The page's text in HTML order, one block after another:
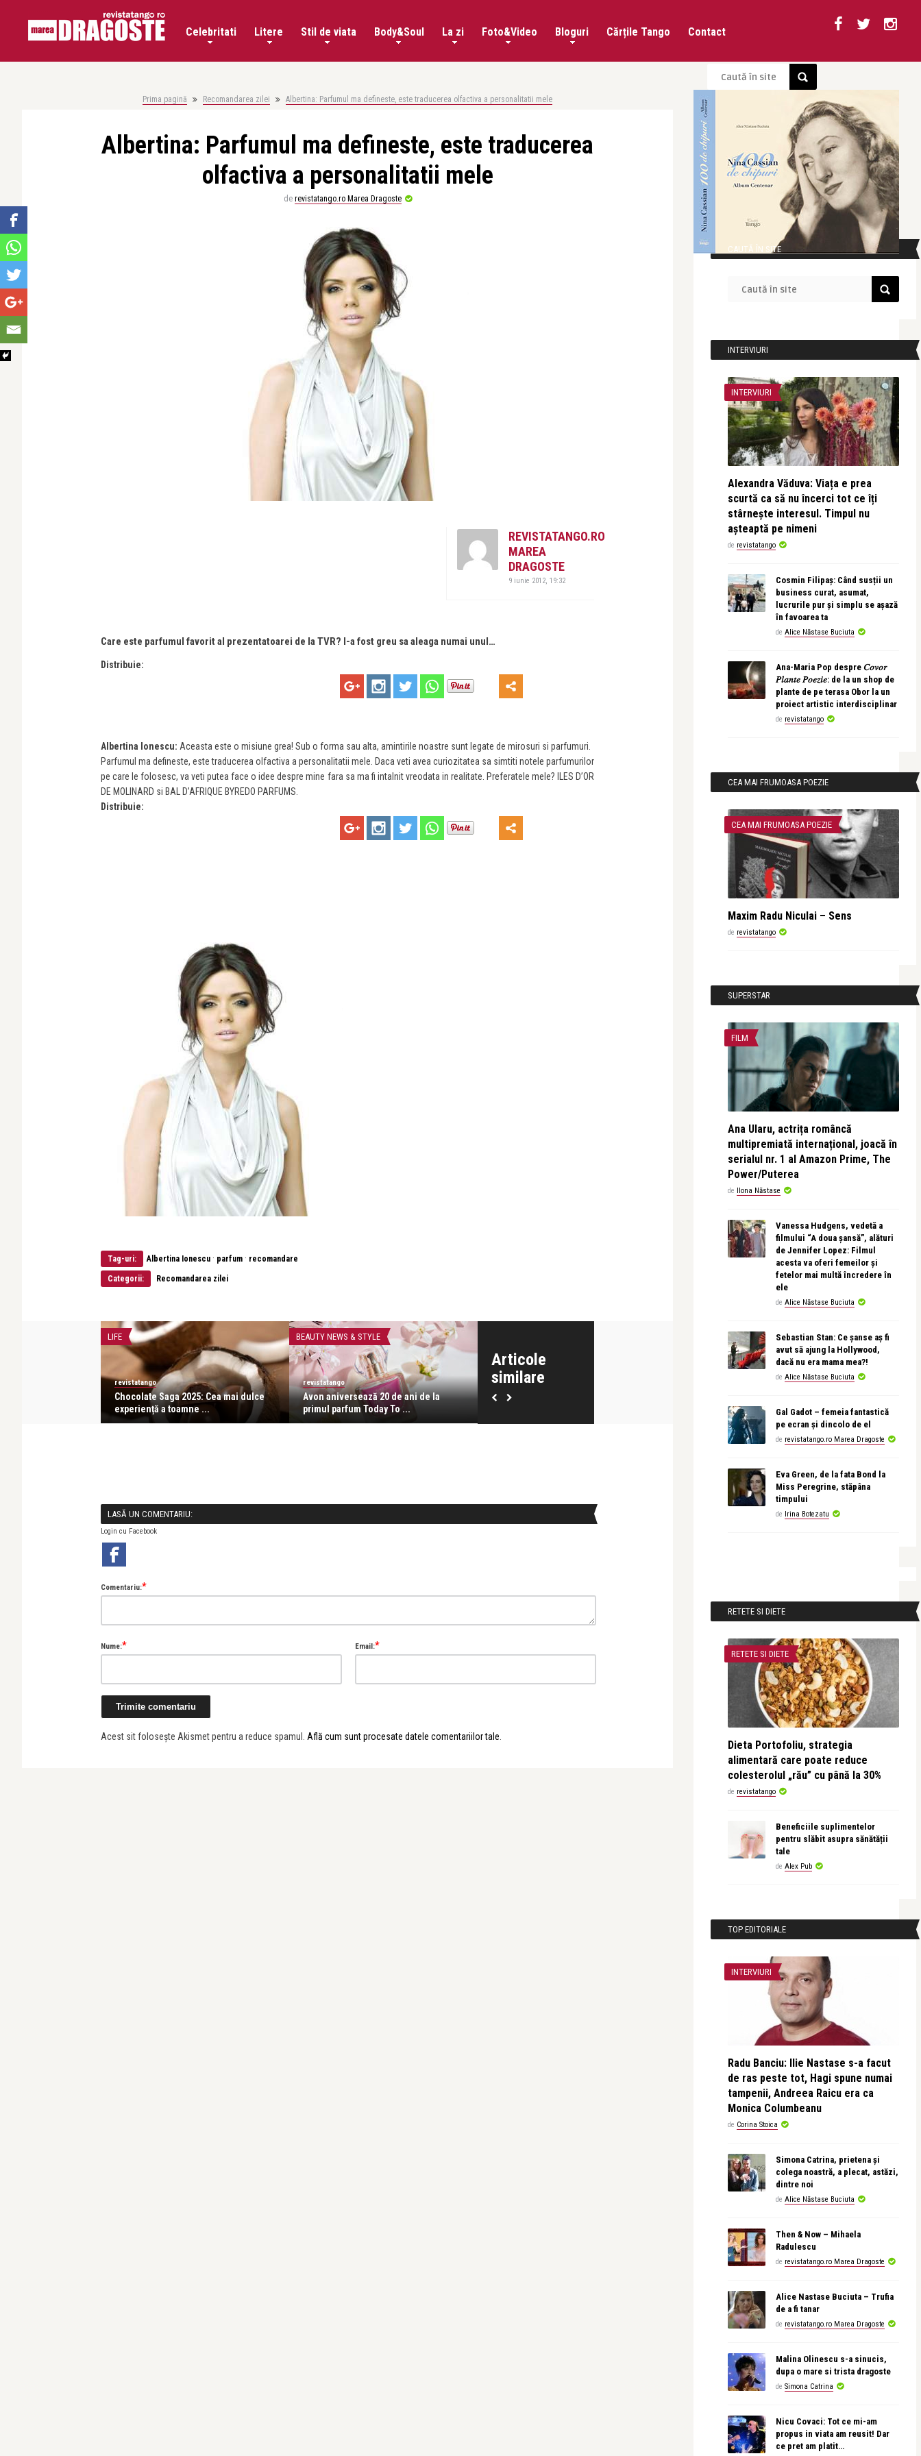
Celebritati Litere Stil de viata Body&Soul La zi Foto&Video Bloguri Cărțile Tango Contact
Prima pagină Recomandarea zilei Albertina: Parfumul ma defineste, este traducerea olfactiva a personalitatii mele
Albertina: Parfumul ma defineste, este traducerea
olfactiva a personalitatii mele
de revistatango.ro Marea Dragoste
REVISTATANGO.RO
MAREA
DRAGOSTE
9 iunie 2012, 19:32
Care este parfumul favorit al prezentatoarei de la TVR? I-a fost greu sa aleaga numai unul…
Distribuie:
Albertina Ionescu: Aceasta este o misiune grea! Sub o forma sau alta, amintirile noastre sunt legate de mirosuri si parfumuri.
Parfumul ma defineste, este traducerea olfactiva a personalitatii mele. Daca veti avea curiozitatea sa simtiti notele parfumurilor
pe care le folosesc, va veti putea face o idee despre mine fara sa ma fi intalnit vreodata in realitate. Preferatele mele? ILES D’OR
DE MOLINARD si BAL D’AFRIQUE BYREDO PARFUMS.
Distribuie:
Tag-uri: Albertina Ionescu · parfum · recomandare
Categorii: Recomandarea zilei
Articole
similare
LIFE
revistatango
Chocolate Saga 2025: Cea mai dulce
experiență a toamne ...
BEAUTY NEWS & STYLE
revistatango
Avon aniversează 20 de ani de la
primul parfum Today To ...
revistatango
Elysée, primii cincisprezece ani de
BEAUTY NEWS & STYLE INTERVIURI
sunt chei
LASĂ UN COMENTARIU:
Login cu Facebook
Comentariu:*
Nume:* Email:*
Acest sit folosește Akismet pentru a reduce spamul. Află cum sunt procesate datele comentariilor tale.
CAUTĂ ÎN SITE
INTERVIURI
INTERVIURI
Alexandra Văduva: Viața e prea
scurtă ca să nu încerci tot ce îți
stârnește interesul. Timpul nu
așteaptă pe nimeni
de revistatango
Cosmin Filipaș: Când susții un
business curat, asumat,
lucrurile pur și simplu se așază
în favoarea ta
de Alice Năstase Buciuta
Ana-Maria Pop despre 𝐶𝑜𝑣𝑜𝑟
𝑃𝑙𝑎𝑛𝑡𝑒 𝑃𝑜𝑒𝑧𝑖𝑒: de la un shop de
plante de pe terasa Obor la un
proiect artistic interdisciplinar
de revistatango
CEA MAI FRUMOASA POEZIE
CEA MAI FRUMOASA POEZIE
Maxim Radu Niculai – Sens
de revistatango
SUPERSTAR
FILM
Ana Ularu, actrița româncă
multipremiată internațional, joacă în
serialul nr. 1 al Amazon Prime, The
Power/Puterea
de Ilona Năstase
Vanessa Hudgens, vedetă a
filmului “A doua șansă”, alături
de Jennifer Lopez: Filmul
acesta va oferi femeilor și
fetelor mai multă încredere în
ele
de Alice Năstase Buciuta
Sebastian Stan: Ce șanse aș fi
avut să ajung la Hollywood,
dacă nu era mama mea?!
de Alice Năstase Buciuta
Gal Gadot – femeia fantastică
pe ecran și dincolo de el
de revistatango.ro Marea Dragoste
Eva Green, de la fata Bond la
Miss Peregrine, stăpâna
timpului
de Irina Botezatu
RETETE SI DIETE
RETETE SI DIETE
Dieta Portofoliu, strategia
alimentară care poate reduce
colesterolul „rău” cu până la 30%
de revistatango
Beneficiile suplimentelor
pentru slăbit asupra sănătății
tale
de Alex Pub
TOP EDITORIALE
INTERVIURI
Radu Banciu: Ilie Nastase s-a facut
de ras peste tot, Hagi spune numai
tampenii, Andreea Raicu era ca
Monica Columbeanu
de Corina Stoica
Simona Catrina, prietena și
colega noastră, a plecat, astăzi,
dintre noi
de Alice Năstase Buciuta
Then & Now – Mihaela
Radulescu
de revistatango.ro Marea Dragoste
Alice Nastase Buciuta – Trufia
de a fi tanar
de revistatango.ro Marea Dragoste
Malina Olinescu s-a sinucis,
dupa o mare si trista dragoste
de Simona Catrina
Nicu Covaci: Tot ce mi-am
propus in viata am reusit! Dar
ce pret am platit…